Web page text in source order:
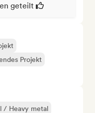
geteilt
Projekt
/ Heavy metal